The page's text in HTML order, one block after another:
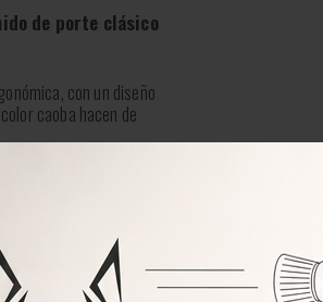
de porte clásico
con un diseño
caoba hacen de
ajustable en dos
largo y suave.
a este increíble
las carabinas de
balines.